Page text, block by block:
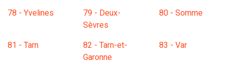
78 - Yvelines
79 - Deux-
Sèvres
80 - Somme
81 - Tarn
82 - Tarn-et-
Garonne
83 - Var